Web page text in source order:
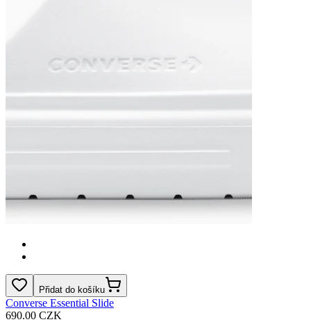
Přidat do košíku
Converse Essential Slide
690.00 CZK